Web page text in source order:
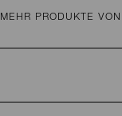
MEHR PRODUKTE